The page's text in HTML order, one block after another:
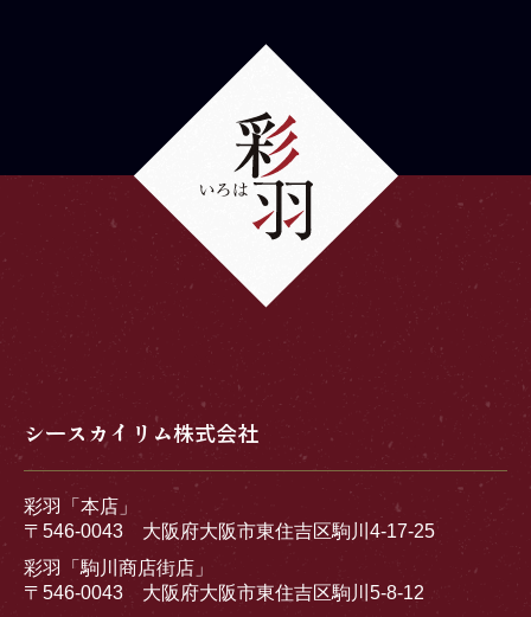
シースカイリム株式会社
彩羽「本店」
〒546-0043 大阪府大阪市東住吉区駒川4-17-25
彩羽「駒川商店街店」
〒546-0043 大阪府大阪市東住吉区駒川5-8-12